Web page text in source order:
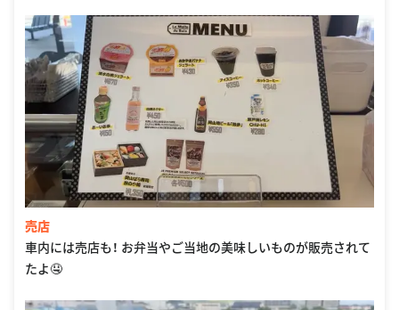
売店
車内には売店も！ お弁当やご当地の美味しいものが販売されて
たよ🤤